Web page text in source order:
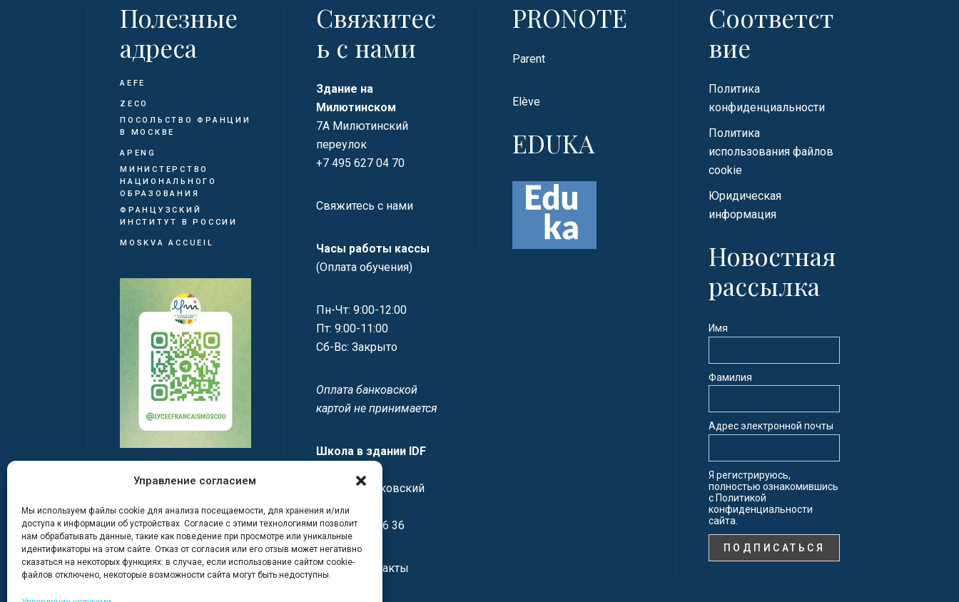
Управление согласием
Мы используем файлы cookie для анализа посещаемости, для хранения и/или
доступа к информации об устройствах. Согласие с этими технологиями позволит
нам обрабатывать данные, такие как поведение при просмотре или уникальные
идентификаторы на этом сайте. Отказ от согласия или его отзыв может негативно
сказаться на некоторых функциях: в случае, если использование сайтом cookie-
файлов отключено, некоторые возможности сайта могут быть недоступны.
Полезные
адреса
AEFE
ZECO
ПОСОЛЬСТВО ФРАНЦИИ
В МОСКВЕ
APENG
МИНИСТЕРСТВО
НАЦИОНАЛЬНОГО
ОБРАЗОВАНИЯ
ФРАНЦУЗСКИЙ
ИНСТИТУТ В РОССИИ
MOSKVA ACCUEIL
Свяжитес
ь с нами
Здание на
Милютинском
7А Милютинский
переулок
+7 495 627 04 70
Свяжитесь с нами
Часы работы кассы
(Оплата обучения)
Пн-Чт: 9:00-12:00
Пт: 9:00-11:00
Сб-Вс: Закрыто
Оплата банковской
картой не принимается
Школа в здании IDF
Спасоналивковский
переулок
+7 499 237 46 36
Другие контакты
PRONOTE
Parent
Elève
EDUKA
Соответст
вие
Политика
конфиденциальности
Политика
использования файлов
cookie
Юридическая
информация
Новостная
рассылка
Имя
Фамилия
Адрес электронной почты
Я регистрируюсь,
полностью ознакомившись
с Политикой
конфиденциальности
сайта.